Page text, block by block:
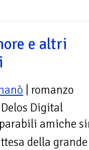
e altri
| romanzo
Digital
amiche
della